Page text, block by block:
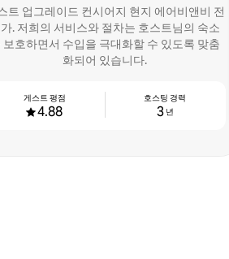
트 업그레이드 컨시어지 현지 에어비앤비 전
. 저희의 서비스와 절차는 호스트님의 숙소
보호하면서 수입을 극대화할 수 있도록 맞춤
화되어 있습니다.
4.88
게스트 평점
3 년
호스팅 경력